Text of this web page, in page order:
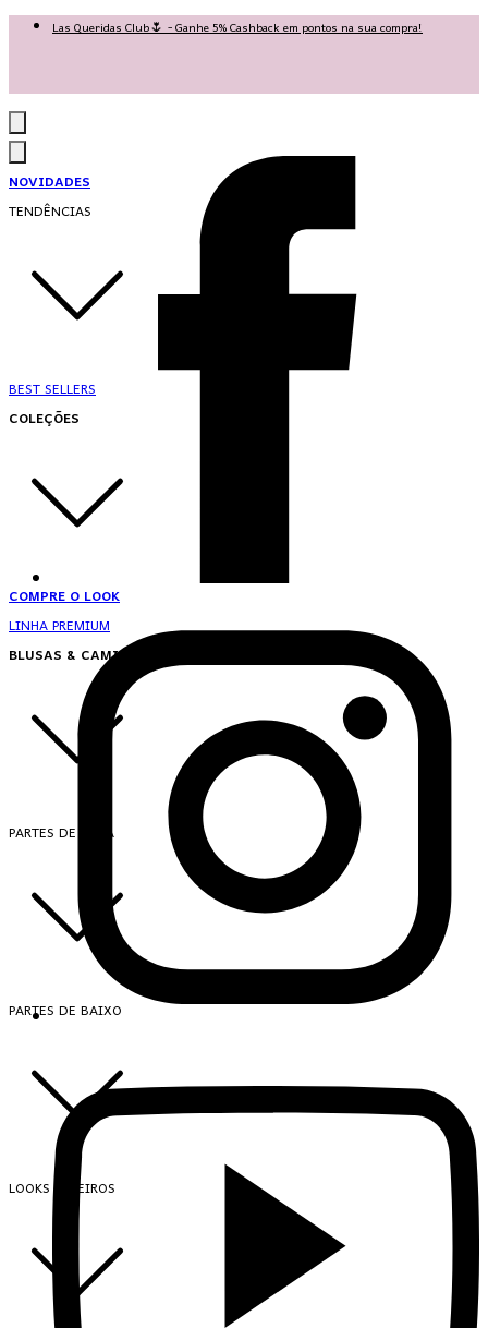
Las Queridas Club🌷 - Ganhe 5% Cashback em pontos na sua compra!
NOVIDADES
TENDÊNCIAS
BEST SELLERS
COLEÇÕES
COMPRE O LOOK
LINHA PREMIUM
BLUSAS & CAMISAS
PARTES DE CIMA
PARTES DE BAIXO
LOOKS INTEIROS